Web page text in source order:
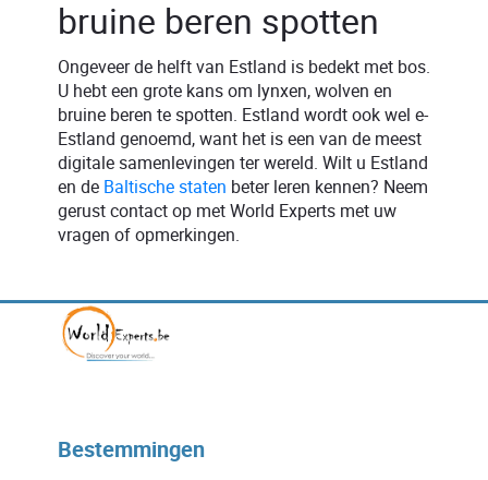
bruine beren spotten
Ongeveer de helft van Estland is bedekt met bos.
U hebt een grote kans om lynxen, wolven en
bruine beren te spotten. Estland wordt ook wel e-
Estland genoemd, want het is een van de meest
digitale samenlevingen ter wereld. Wilt u Estland
en de Baltische staten beter leren kennen? Neem
gerust contact op met World Experts met uw
vragen of opmerkingen.
Bestemmingen